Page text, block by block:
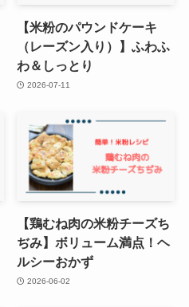
【米粉のパウンドケーキ
（レーズン入り）】ふわふ
わ＆しっとり
2026-07-11
【鶏むね肉の米粉チーズち
ぢみ】ボリューム満点！ヘ
ルシーおかず
2026-06-02